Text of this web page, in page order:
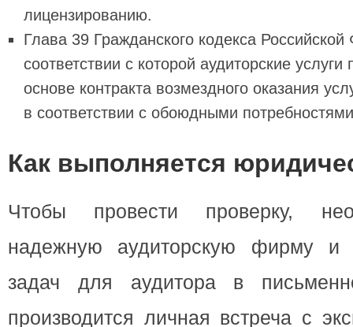
лицензированию.
Глава 39 Гражданского кодекса
соответствии с которой аудиторские
основе контракта возмездного оказания
в соответствии с обоюдными
Как выполняется
Чтобы провести проверку,
надежную аудиторскую фирму и
задач для аудитора в
производится личная встреча с